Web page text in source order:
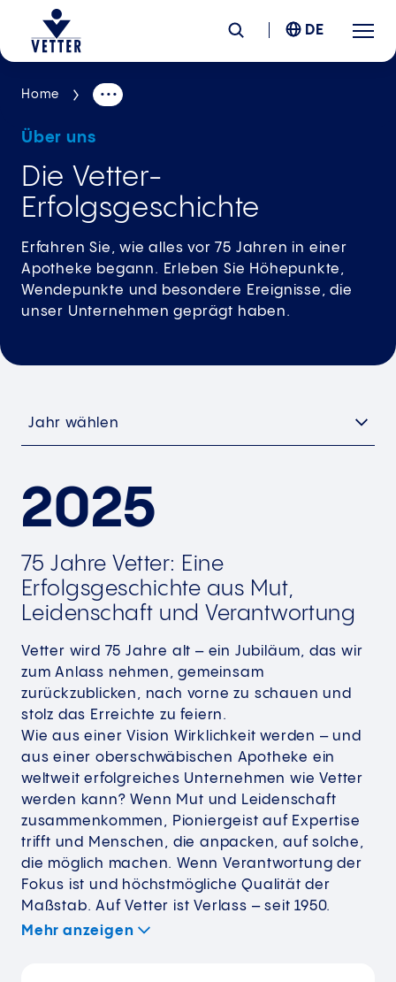
Unternehmen
Services
Standorte
News &Insights
Karriere
DE
Home
Über uns
Die Vetter-
Erfolgsgeschichte
Erfahren Sie, wie alles vor 75 Jahren in einer
Apotheke begann. Erleben Sie Höhepunkte,
Wendepunkte und besondere Ereignisse, die
unser Unternehmen geprägt haben.
Jahr wählen
75 Jahre Vetter: Eine
Erfolgsgeschichte aus Mut,
Leidenschaft und Verantwortung
Vetter wird 75 Jahre alt – ein Jubiläum, das wir
zum Anlass nehmen, gemeinsam
zurückzublicken, nach vorne zu schauen und
stolz das Erreichte zu feiern.
Wie aus einer Vision Wirklichkeit werden – und
aus einer oberschwäbischen Apotheke ein
weltweit erfolgreiches Unternehmen wie Vetter
werden kann? Wenn Mut und Leidenschaft
zusammenkommen, Pioniergeist auf Expertise
trifft und Menschen, die anpacken, auf solche,
die möglich machen. Wenn Verantwortung der
Fokus ist und höchstmögliche Qualität der
Maßstab. Auf Vetter ist Verlass – seit 1950.
Mehr anzeigen
2025